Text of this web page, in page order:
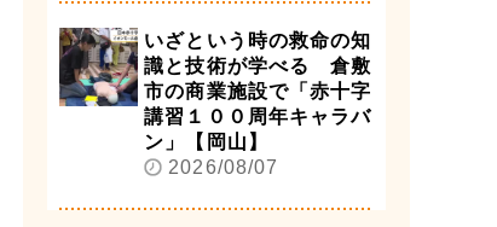
いざという時の救命の知
識と技術が学べる 倉敷
市の商業施設で「赤十字
講習１００周年キャラバ
ン」【岡山】
2026/08/07